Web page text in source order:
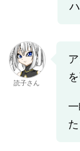
読子さん